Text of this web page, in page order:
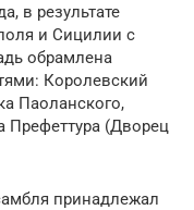
в результате
и Сицилии с
обрамлена
Королевский
Паоланского,
(Дворец
принадлежал